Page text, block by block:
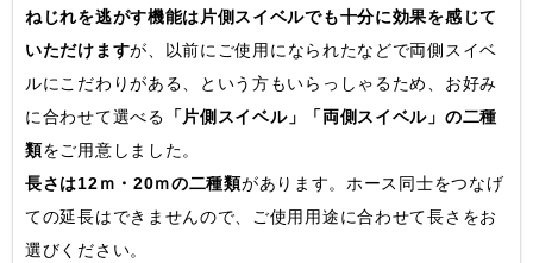
ねじれを逃がす機能は片側スイベルでも十分に効果を感じて
いただけますが、以前にご使用になられたなどで両側スイベ
ルにこだわりがある、という方もいらっしゃるため、お好み
に合わせて選べる
「片側スイベル」「両側スイベル」の二種
類をご用意しました。
長さは12ｍ・20ｍの二種類があります。ホース同士をつなげ
ての延長はできませんので、ご使用用途に合わせて長さをお
選びください。